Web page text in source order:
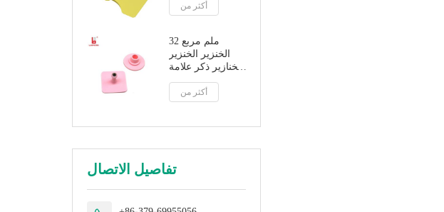
أكثر من
32 ملم مربع
الخنزير الخنزير
الخنازير ذكر علامة
معدني
أكثر من
تفاصيل الاتصال